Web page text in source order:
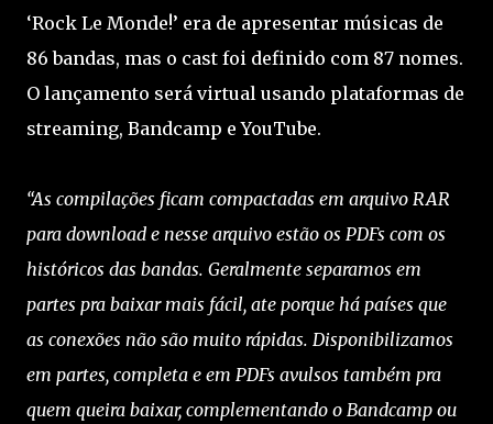
‘Rock Le Monde!’ era de apresentar músicas de
86 bandas, mas o cast foi definido com 87 nomes.
O lançamento será virtual usando plataformas de
streaming, Bandcamp e YouTube.
“As compilações ficam compactadas em arquivo RAR
para download e nesse arquivo estão os PDFs com os
históricos das bandas. Geralmente separamos em
partes pra baixar mais fácil, ate porque há países que
as conexões não são muito rápidas. Disponibilizamos
em partes, completa e em PDFs avulsos também pra
quem queira baixar, complementando o Bandcamp ou